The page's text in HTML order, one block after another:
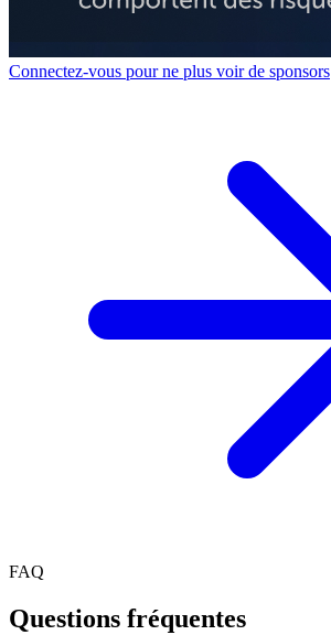
Connectez-vous pour ne plus voir de sponsors
FAQ
Questions fréquentes